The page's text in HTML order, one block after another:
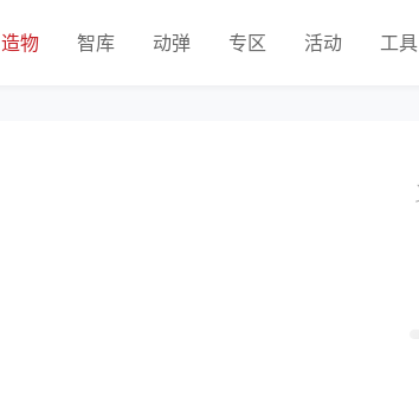
造物 智库 动弹 专区 活动 工具